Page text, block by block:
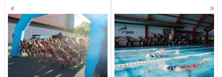
Navegación
de
entradas